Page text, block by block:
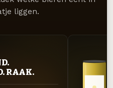
liggen.
RAAK.